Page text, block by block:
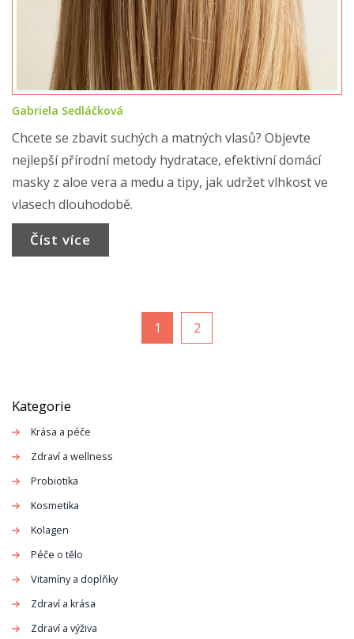
Gabriela Sedláčková
Chcete se zbavit suchých a matných vlasů? Objevte
nejlepší přírodní metody hydratace, efektivní domácí
masky z aloe vera a medu a tipy, jak udržet vlhkost ve
vlasech dlouhodobě.
Číst více
1 2
Kategorie
Krása a péče
Zdraví a wellness
Probiotika
Kosmetika
Kolagen
Péče o tělo
Vitamíny a doplňky
Zdraví a krása
Zdraví a výživa